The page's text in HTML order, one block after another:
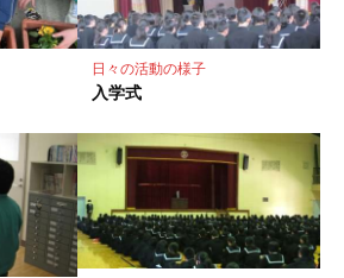
日々の活動の様子
入学式